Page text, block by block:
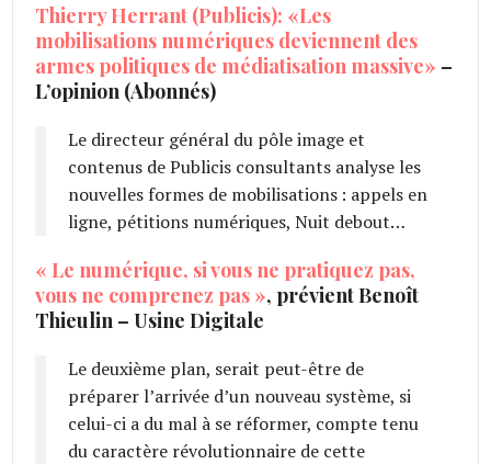
Thierry Herrant (Publicis): «Les
mobilisations numériques deviennent des
armes politiques de médiatisation massive» –
L’opinion (Abonnés)
Le directeur général du pôle image et
contenus de Publicis consultants analyse les
nouvelles formes de mobilisations : appels en
ligne, pétitions numériques, Nuit debout…
« Le numérique, si vous ne pratiquez pas,
vous ne comprenez pas », prévient Benoît
Thieulin – Usine Digitale
Le deuxième plan, serait peut-être de
préparer l’arrivée d’un nouveau système, si
celui-ci a du mal à se réformer, compte tenu
du caractère révolutionnaire de cette